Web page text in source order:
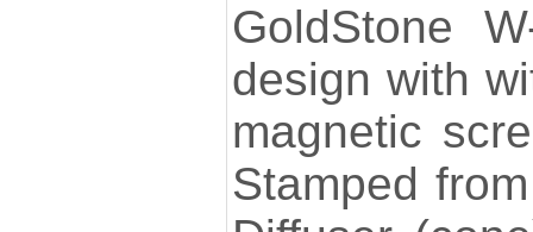
GoldStone
design with
magnetic
Stamped